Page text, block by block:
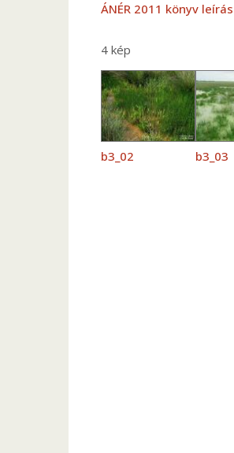
ÁNÉR 2011 könyv
4 kép
b3_02 b3_03